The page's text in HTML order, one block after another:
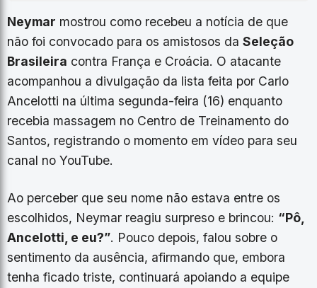
Neymar mostrou como recebeu a notícia de que
não foi convocado para os amistosos da Seleção
Brasileira contra França e Croácia. O atacante
acompanhou a divulgação da lista feita por Carlo
Ancelotti na última segunda-feira (16) enquanto
recebia massagem no Centro de Treinamento do
Santos, registrando o momento em vídeo para seu
canal no YouTube.
Ao perceber que seu nome não estava entre os
escolhidos, Neymar reagiu surpreso e brincou: “Pô,
Ancelotti, e eu?”. Pouco depois, falou sobre o
sentimento da ausência, afirmando que, embora
tenha ficado triste, continuará apoiando a equipe